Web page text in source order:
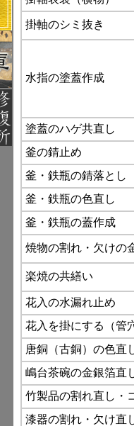
掛軸のシミ抜き
水指の塗蓋作成
塗蓋のハゲ共直し
釜の錆止め
釜・鉄瓶の錆落とし
釜・鉄瓶の色直し
釜・鉄瓶の蓋作成
焼物の割れ・欠けの
楽焼の共繕い
花入の水漏れ止め
花入を掛にする（管
唐銅（古銅）の色直
嶋台茶碗の金銀箔直
竹製品の割れ直し・
漆器の割れ・欠け直